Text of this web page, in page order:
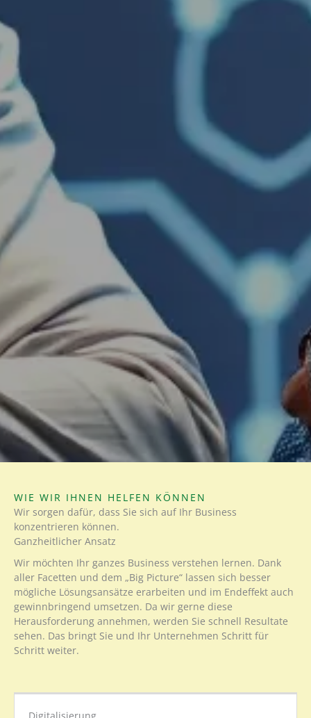
WIE WIR IHNEN HELFEN KÖNNEN
Wir sorgen dafür, dass Sie sich auf Ihr Business
konzentrieren können.
Ganzheitlicher Ansatz
Wir möchten Ihr ganzes Business verstehen lernen. Dank
aller Facetten und dem „Big Picture“ lassen sich besser
mögliche Lösungsansätze erarbeiten und im Endeffekt auch
gewinnbringend umsetzen. Da wir gerne diese
Herausforderung annehmen, werden Sie schnell Resultate
sehen. Das bringt Sie und Ihr Unternehmen Schritt für
Schritt weiter.